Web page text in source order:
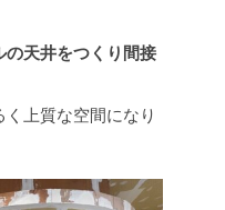
の天井をつくり間接
上質な空間になり